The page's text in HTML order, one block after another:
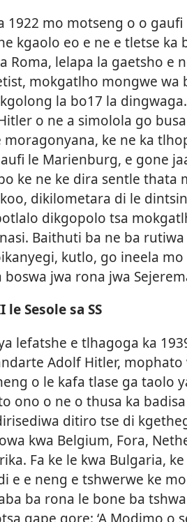
1922 mo motseng o o
kgaolo eo e ne e tletse ka
Roma, lelapa la gaetsho e
mokgatlho mongwe wa
la bo17 la
o ne a simolola go
moragonyana, ke ne ka
le Marienburg, e gone
ke ne ke dira sentle thata
dikilometara di le
dikgopolo tsa
Baithuti ba ne ba
kutlo, go ineela
jwa rona jwa
Sesole sa SS
lefatshe e tlhagoga ka
Adolf Hitler,
o le kafa tlase ga taolo
ono o ne o thusa ka
ditiro tse di
kwa Belgium, Fora,
Fa ke le kwa Bulgaria,
e e neng e tshwerwe ke
ba rona le bone ba
gape gore: ‘A Modimo o